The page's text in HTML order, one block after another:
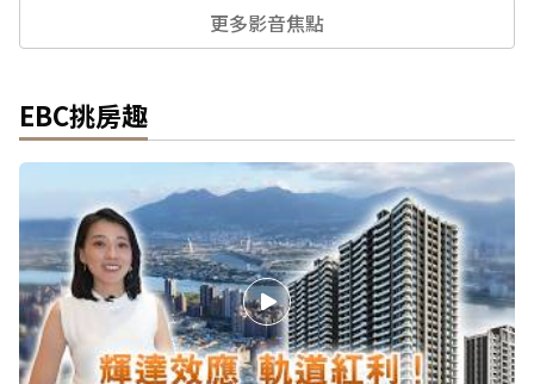
更多影音焦點
EBC挑房趣